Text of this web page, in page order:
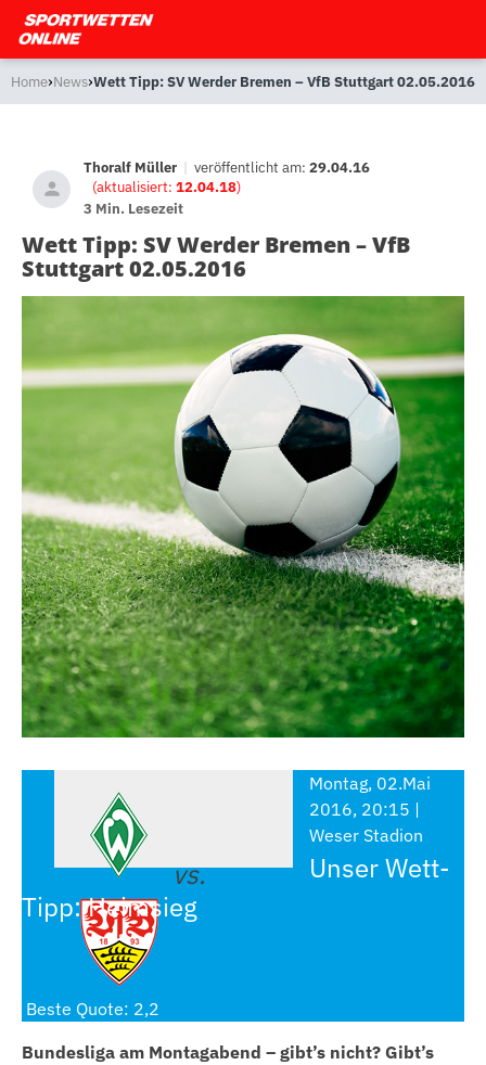
Home›News›Wett Tipp: SV Werder Bremen – VfB Stuttgart 02.05.2016
Thoralf Müller | veröffentlicht am: 29.04.16
(aktualisiert: 12.04.18)
3 Min. Lesezeit
Wett Tipp: SV Werder Bremen – VfB
Stuttgart 02.05.2016
vs.
Montag, 02.Mai
2016, 20:15 |
Weser Stadion
Unser Wett-
Tipp: Heimsieg
Beste Quote: 2,2
Bundesliga am Montagabend – gibt’s nicht? Gibt’s